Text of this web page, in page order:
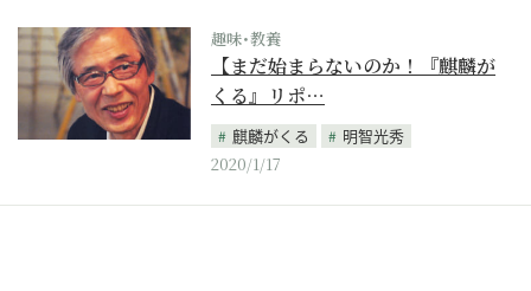
趣味･教養
【まだ始まらないのか！『麒麟が
くる』リポ…
麒麟がくる
明智光秀
2020/1/17